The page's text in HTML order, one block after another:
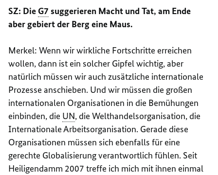
SZ: Die G7 suggerieren Macht und Tat, am Ende
aber gebiert der Berg eine Maus.
Merkel: Wenn wir wirkliche Fortschritte erreichen
wollen, dann ist ein solcher Gipfel wichtig, aber
natürlich müssen wir auch zusätzliche internationale
Prozesse anschieben. Und wir müssen die großen
internationalen Organisationen in die Bemühungen
einbinden, die UN, die Welthandelsorganisation, die
Internationale Arbeitsorganisation. Gerade diese
Organisationen müssen sich ebenfalls für eine
gerechte Globalisierung verantwortlich fühlen. Seit
Heiligendamm 2007 treffe ich mich mit ihnen einmal